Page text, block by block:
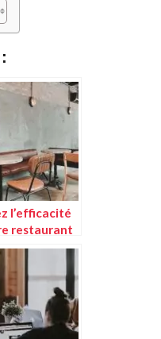
l’efficacité
restaurant
menus